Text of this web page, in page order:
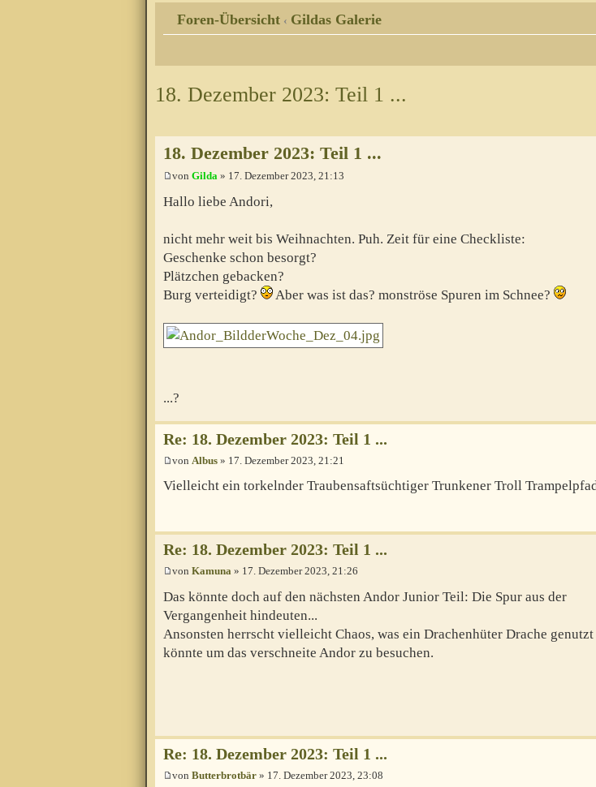
Foren-Übersicht ‹ Gildas Galerie
18. Dezember 2023: Teil 1 ...
18. Dezember 2023: Teil 1 ...
von Gilda » 17. Dezember 2023, 21:13
Hallo liebe Andori,
nicht mehr weit bis Weihnachten. Puh. Zeit für eine Checkliste:
Geschenke schon besorgt?
Plätzchen gebacken?
Burg verteidigt?
Aber was ist das? monströse Spuren im Schnee?
...?
Re: 18. Dezember 2023: Teil 1 ...
von Albus » 17. Dezember 2023, 21:21
Vielleicht ein torkelnder Traubensaftsüchtiger Trunkener Troll
Re: 18. Dezember 2023: Teil 1 ...
von Kamuna » 17. Dezember 2023, 21:26
Das könnte doch auf den nächsten Andor Junior Teil: Die Spur aus der
Vergangenheit hindeuten...
Ansonsten herrscht vielleicht Chaos, was ein Drachenhüter Drache genutzt
könnte um das verschneite Andor zu besuchen.
Re: 18. Dezember 2023: Teil 1 ...
von Butterbrotbär » 17. Dezember 2023, 23:08